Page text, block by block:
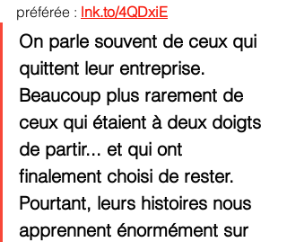
préférée : lnk.to/4QDxiE
On parle souvent de ceux qui
quittent leur entreprise.
Beaucoup plus rarement de
ceux qui étaient à deux doigts
de partir... et qui ont
finalement choisi de rester.
Pourtant, leurs histoires nous
apprennent énormément sur